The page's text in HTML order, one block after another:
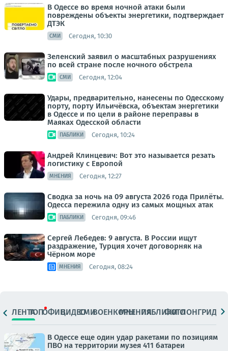
В Одессе во время ночной атаки были
повреждены объекты энергетики, подтверждает
ДТЭК
СМИ Сегодня, 10:30
Зеленский заявил о масштабных разрушениях
по всей стране после ночного обстрела
СМИ Сегодня, 12:04
Удары, предварительно, нанесены по Одесскому
порту, порту Ильичёвска, объектам энергетики
в Одессе и по цели в районе переправы в
Маяках Одесской области
ПАБЛИКИ Сегодня, 10:24
Андрей Клинцевич: Вот это называется резать
логистику с Европой
МНЕНИЯ Сегодня, 12:27
Сводка за ночь на 09 августа 2026 года Прилёты.
Одесса пережила одну из самых мощных атак
ПАБЛИКИ Сегодня, 09:46
Сергей Лебедев: 9 августа. В России ищут
раздражение, Турция хочет договорняк на
Чёрном море
МНЕНИЯ Сегодня, 08:24
ЛЕНТАТОПОФИЦ.ВИДЕОСМИВОЕНКОРЫМНЕНИЯПАБЛИКИ
ФОТОЛОНГРИДЫ
В Одессе еще один удар ракетами по позициям
ПВО на территории музея 411 батареи